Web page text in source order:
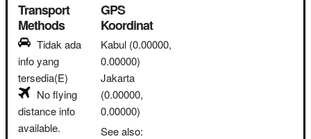
Transport
Methods
Tidak ada
info yang
tersedia(E)
No flying
distance info
available.
GPS
Koordinat
Kabul (0.00000,
0.00000)
Jakarta
(0.00000,
0.00000)
See also: